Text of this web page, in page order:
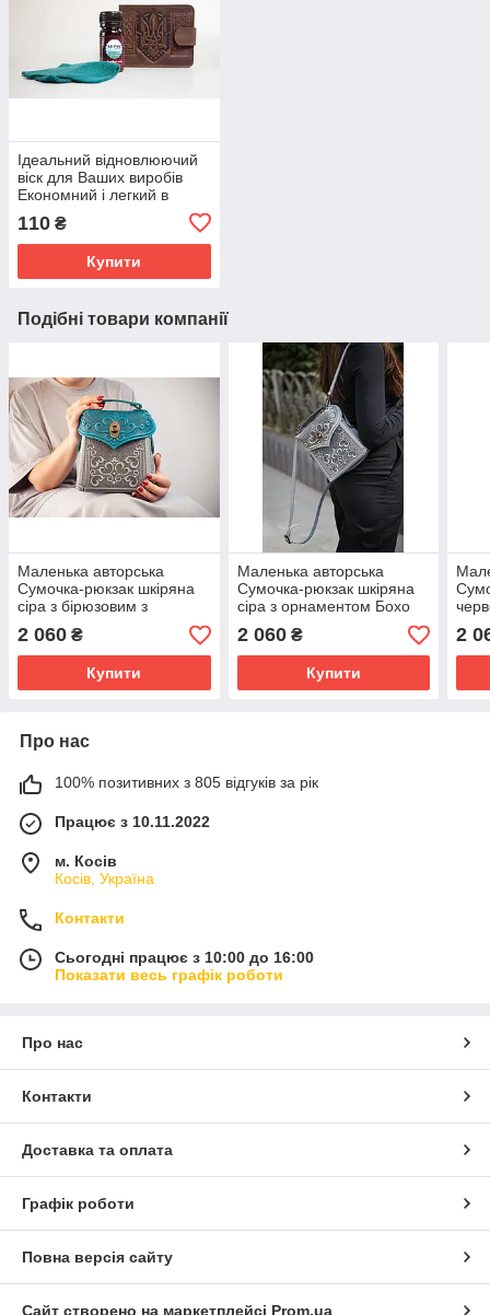
Ідеальний відновлюючий
віск для Ваших виробів
Економний і легкий в
110 ₴
Купити
Подібні товари компанії
Маленька авторська
Сумочка-рюкзак шкіряна
сіра з бірюзовим з
орнаментом Бохо
2 060 ₴
Купити
Маленька авторська
Сумочка-рюкзак шкіряна
сіра з орнаментом Бохо
2 060₴
Купити
2
Про нас
100% позитивних з 805 відгуків за рік
Працює з 10.11.2022
м. Косів
Косів, Україна
Контакти
Сьогодні працює з 10:00 до 16:00
Показати весь графік роботи
Про нас
Контакти
Доставка та оплата
Графік роботи
Повна версія сайту
Сайт створено на маркетплейсі Prom.ua